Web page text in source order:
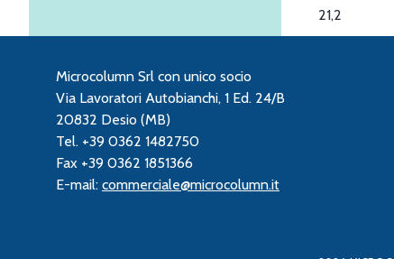
21,2
Microcolumn Srl con unico socio
Via Lavoratori Autobianchi, 1 Ed. 24/B
20832 Desio (MB)
Tel. +39 0362 1482750
Fax +39 0362 1851366
E-mail: commerciale@microcolumn.it